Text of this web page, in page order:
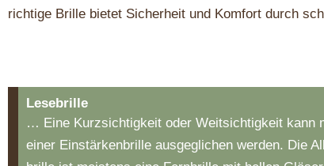
richtige Brille bietet Sicherheit und Komfort durch
Lesebrille
… Eine Kurzsichtigkeit oder Weitsichtigkeit kann
einer Einstärkenbrille aus­ge­gli­chen wer­den. Die